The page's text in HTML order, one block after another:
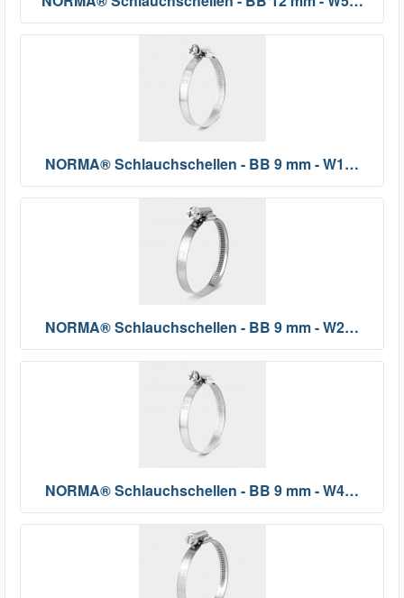
NORMA® Schlauchschellen - BB 9 mm - W1…
NORMA® Schlauchschellen - BB 9 mm - W2…
NORMA® Schlauchschellen - BB 9 mm - W4…